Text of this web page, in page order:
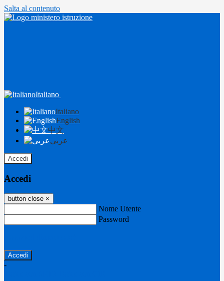
Salta al contenuto
Italiano
Italiano
English
中文
عربى
Accedi
Accedi
button close ×
Nome Utente
Password
-